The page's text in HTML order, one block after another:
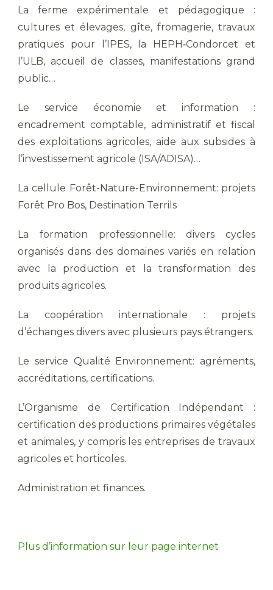
La ferme expérimentale et pédagogique :
cultures et élevages, gîte, fromagerie, travaux
pratiques pour l’IPES, la HEPH‐Condorcet et
l’ULB, accueil de classes, manifestations grand
public…
Le service économie et information :
encadrement comptable, administratif et fiscal
des exploitations agricoles, aide aux subsides à
l’investissement agricole (ISA/ADISA)…
La cellule Forêt-Nature-Environnement: projets
Forêt Pro Bos, Destination Terrils
La formation professionnelle: divers cycles
organisés dans des domaines variés en relation
avec la production et la transformation des
produits agricoles.
La coopération internationale : projets
d’échanges divers avec plusieurs pays étrangers.
Le service Qualité Environnement: agréments,
accréditations, certifications.
L’Organisme de Certification Indépendant :
certification des productions primaires végétales
et animales, y compris les entreprises de travaux
agricoles et horticoles.
Administration et finances.
Plus d’information sur leur page internet